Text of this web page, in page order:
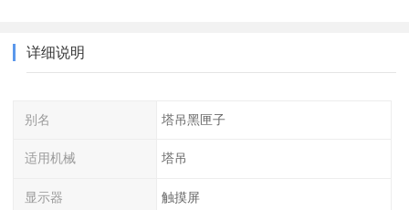
详细说明
别名 塔吊黑匣子
适用机械 塔吊
显示器 触摸屏